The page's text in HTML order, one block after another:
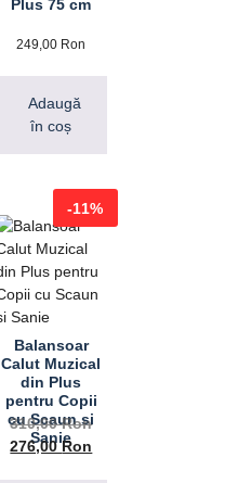
Plus 75 cm
249,00 Ron
Adaugă
în coș
-11%
Balansoar
Calut Muzical
din Plus
pentru Copii
cu Scaun si
Sanie
310,00Ron
276,00Ron